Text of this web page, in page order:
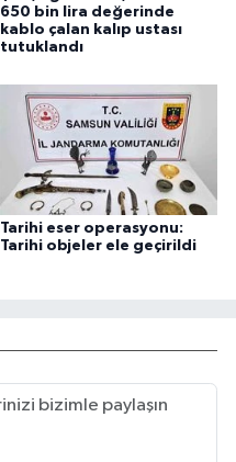
650 bin lira değerinde
kablo çalan kalıp ustası
tutuklandı
Tarihi eser operasyonu:
Tarihi objeler ele geçirildi